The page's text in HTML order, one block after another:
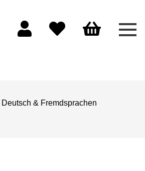
Deutsch & Fremdsprachen